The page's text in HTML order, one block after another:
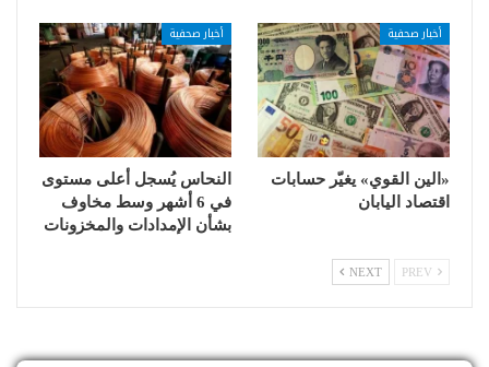
أخبار صحفية
«الين القوي» يغيّر حسابات
اقتصاد اليابان
أخبار صحفية
النحاس يُسجل أعلى مستوى
في 6 أشهر وسط مخاوف
بشأن الإمدادات والمخزونات
NEXT